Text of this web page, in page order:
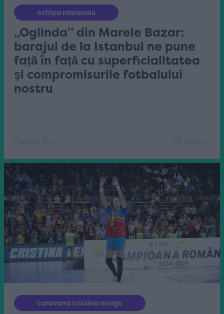
echipa națională
„Oglinda” din Marele Bazar:
barajul de la Istanbul ne pune
față în față cu superficialitatea
și compromisurile fotbalului
nostru
caravana cristina neagu